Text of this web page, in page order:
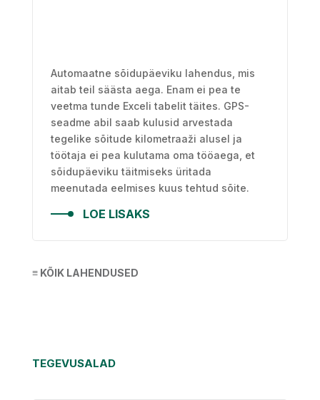
Automaatne sõidupäeviku lahendus, mis
aitab teil säästa aega. Enam ei pea te
veetma tunde Exceli tabelit täites. GPS-
seadme abil saab kulusid arvestada
tegelike sõitude kilometraaži alusel ja
töötaja ei pea kulutama oma tööaega, et
sõidupäeviku täitmiseks üritada
meenutada eelmises kuus tehtud sõite.
LOE LISAKS
≡ KÕIK LAHENDUSED
TEGEVUSALAD